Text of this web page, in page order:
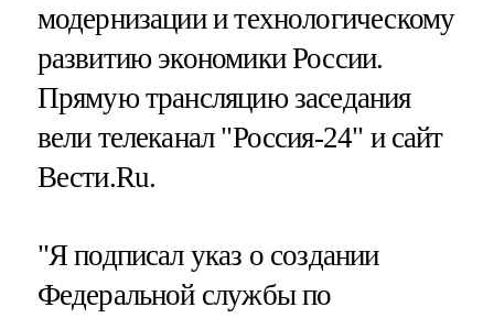
модернизации и технологическому
развитию экономики России.
Прямую трансляцию заседания
вели телеканал "Россия-24" и сайт
Вести.Ru.
"Я подписал указ о создании
Федеральной службы по